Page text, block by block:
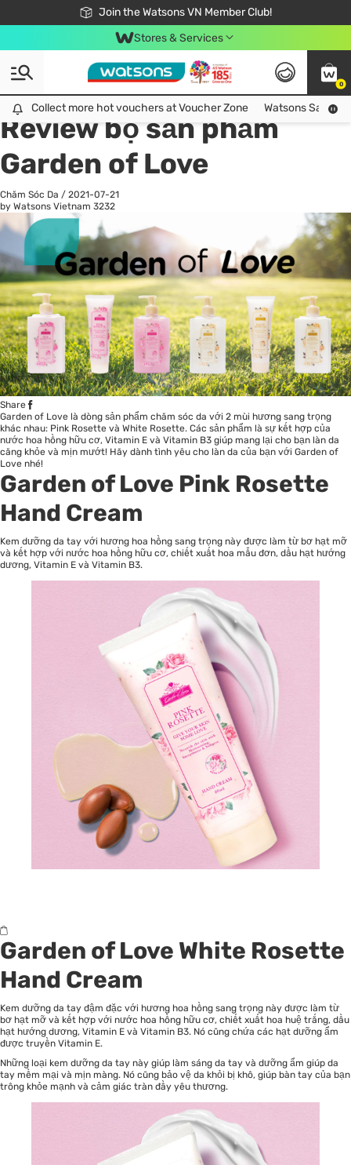
Join the Watsons VN Member Club!
Free Shipping For Order From 249,000Đ
24h Fast delivery in Hồ Chí Minh City
Stores & Services
0
Collect more hot vouchers at Voucher Zone
Collect more hot vouchers at Voucher Zone Watsons Safety
All
Chăm Sóc Cá Nhân
Review bộ sản phẩm
Garden of Love
Chăm Sóc Da / 2021-07-21
by Watsons Vietnam 3232
Share
Garden of Love là dòng sản phẩm chăm sóc da với 2 mùi hương sang trọng
khác nhau: Pink Rosette và White Rosette. Các sản phẩm là sự kết hợp của
nước hoa hồng hữu cơ, Vitamin E và Vitamin B3 giúp mang lại cho bạn làn da
căng khỏe và mịn mướt! Hãy dành tình yêu cho làn da của bạn với Garden of
Love nhé!
Garden of Love Pink Rosette
Hand Cream
Kem dưỡng da tay với hương hoa hồng sang trọng này được làm từ bơ hạt mỡ
và kết hợp với nước hoa hồng hữu cơ, chiết xuất hoa mẫu đơn, dầu hạt hướng
dương, Vitamin E và Vitamin B3.
Garden of Love White Rosette
Hand Cream
Kem dưỡng da tay đậm đặc với hương hoa hồng sang trọng này được làm từ
bơ hạt mỡ và kết hợp với nước hoa hồng hữu cơ, chiết xuất hoa huệ trắng, dầu
hạt hướng dương, Vitamin E và Vitamin B3. Nó cũng chứa các hạt dưỡng ẩm
được truyền Vitamin E.
Những loại kem dưỡng da tay này giúp làm sáng da tay và dưỡng ẩm giúp da
tay mềm mại và mịn màng. Nó cũng bảo vệ da khỏi bị khô, giúp bàn tay của bạn
trông khỏe mạnh và cảm giác tràn đầy yêu thương.